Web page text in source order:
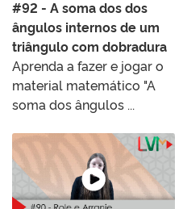
#92 - A soma dos dos
ângulos internos de um
triângulo com dobradura
Aprenda a fazer e jogar o
material matemático "A
soma dos ângulos ...